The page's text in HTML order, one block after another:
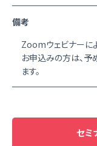
備考
Zoomウェビナーに
お申込みの方は、予
ます。
セミ